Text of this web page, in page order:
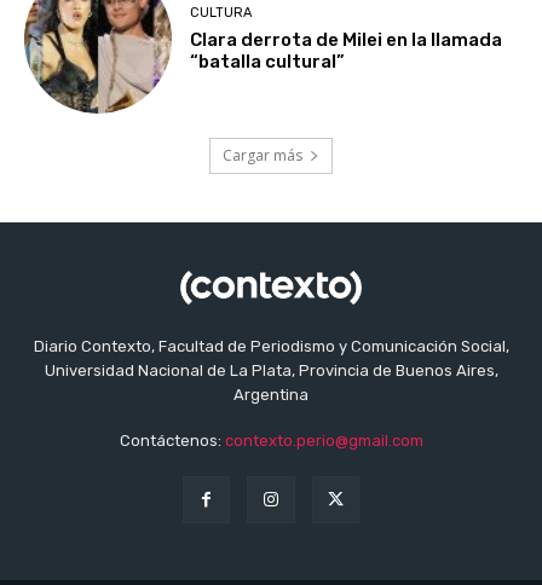
CULTURA
Clara derrota de Milei en la llamada
“batalla cultural”
Cargar más
Diario Contexto, Facultad de Periodismo y Comunicación Social,
Universidad Nacional de La Plata, Provincia de Buenos Aires,
Argentina
Contáctenos: contexto.perio@gmail.com